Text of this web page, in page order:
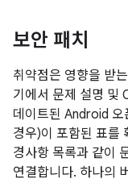
보안 패치
취약점은 영향을 받
기에서 문제 설명 및
데이트된 Android
경우)이 포함된 표를
경사항 목록과 같이
연결합니다. 하나의